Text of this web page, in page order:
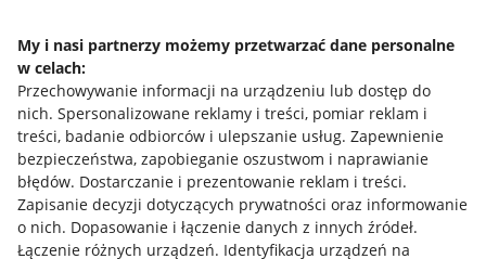
My i nasi partnerzy możemy przetwarzać dane personalne
w celach:
Przechowywanie informacji na urządzeniu lub dostęp do
nich. Spersonalizowane reklamy i treści, pomiar reklam i
treści, badanie odbiorców i ulepszanie usług. Zapewnienie
bezpieczeństwa, zapobieganie oszustwom i naprawianie
błędów. Dostarczanie i prezentowanie reklam i treści.
Zapisanie decyzji dotyczących prywatności oraz informowanie
o nich. Dopasowanie i łączenie danych z innych źródeł.
Łączenie różnych urządzeń. Identyfikacja urządzeń na
Mapa miejscowości
Informacje prawne
Regulamin
Polityka plików "cookies"
Ustawienia plików "cookies"